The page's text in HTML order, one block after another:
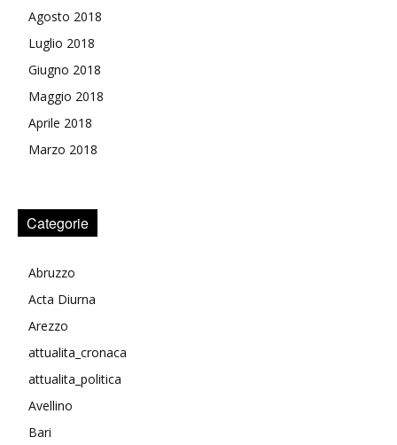
Agosto 2018
Luglio 2018
Giugno 2018
Maggio 2018
Aprile 2018
Marzo 2018
Categorie
Abruzzo
Acta Diurna
Arezzo
attualita_cronaca
attualita_politica
Avellino
Bari